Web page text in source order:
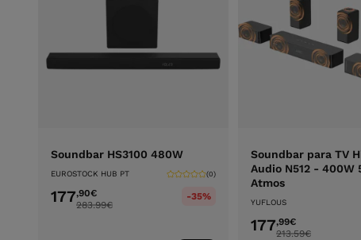
Soundbar HS3100 480W
EUROSTOCK HUB PT (0)
177,90€
283.99€
-35%
Soundbar para TV
Audio N512 - 400W
Atmos
YUFLOUS
177,99€
213.59€